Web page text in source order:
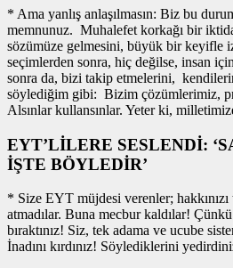
* Ama yanlış anlaşılmasın: Biz bu
memnunuz. Muhalefet korkağı bir
sözümüze gelmesini, büyük bir keyifle
seçimlerden sonra, hiç değilse, insan
sonra da, bizi takip etmelerini,
söylediğim gibi: Bizim çözümlerimiz,
Alsınlar kullansınlar. Yeter ki,
EYT’LİLERE SESLENDİ:
İŞTE BÖYLEDİR’
* Size EYT müjdesi verenler;
atmadılar. Buna mecbur kaldılar!
bıraktınız! Siz, tek adama ve ucube
İnadını kırdınız! Söylediklerini